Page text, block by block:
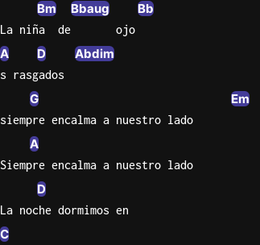
Bm Bbaug Bb
La niña  de       ojo
A D Abdim
s rasgados
G Em
siempre encalma a nuestro lado
A
Siempre encalma a nuestro lado
D
La noche dormimos en
C